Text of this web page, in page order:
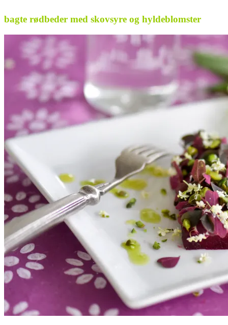
bagte rødbeder med skovsyre og hyldeblomster